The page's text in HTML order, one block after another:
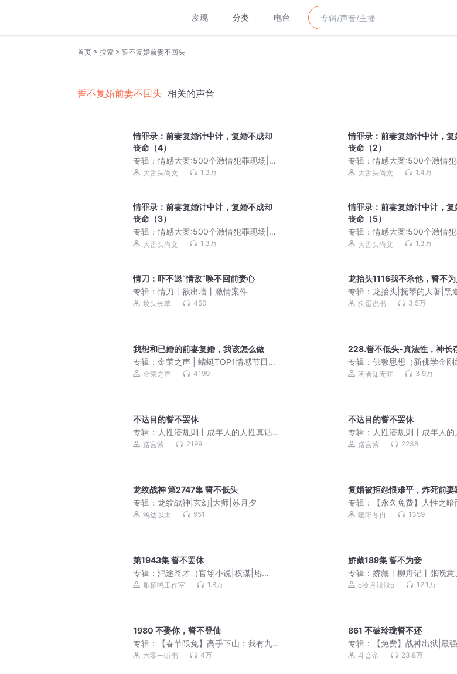
发现 分类 电台
首页 > 搜索 > 誓不复婚前妻不回头
誓不复婚前妻不回头 相关的声音
情罪录：前妻复婚计中计，复婚不成却
丧命（4）
专辑：情感大案:500个激情犯罪现场|直
抵人性阴暗面|尚文大案纪实
大舌头尚文 1.3万
情罪录：前妻复婚计中计，复
丧命（2）
专辑：情感大案:500个激情犯
抵人性阴暗面|尚文大案纪实
大舌头尚文 1.4万
情罪录：前妻复婚计中计，复婚不成却
丧命（3）
专辑：情感大案:500个激情犯罪现场|直
抵人性阴暗面|尚文大案纪实
大舌头尚文 1.3万
情罪录：前妻复婚计中计，复
丧命（5）
专辑：情感大案:500个激情犯
抵人性阴暗面|尚文大案纪实
大舌头尚文 1.3万
情刀：吓不退“情敌”唤不回前妻心
专辑：情刀丨欲出墙丨激情案件
坟头长草 450
龙抬头1116我不杀他，誓不为
专辑：龙抬头|抚琴的人著|黑
市热血|逆袭|多人有声剧|狗蛋
狗蛋说书 3.5万
我想和已婚的前妻复婚，我该怎么做
专辑： 金荣之声 | 蜻蜓TOP1情感节目，
每天解答婚姻家庭、情感困惑、子女教
金荣之声 4199
228.誓不低头-真法性，神长
专辑：佛教思想（新佛学金刚
闲者知无涯 3.9万
不达目的誓不罢休
专辑： 人性潜规则丨成年人的人性真话
丨人性真相丨厚黑学
路宫紫 2199
不达目的誓不罢休
专辑： 人性潜规则丨成年人
丨人性真相丨厚黑学
路宫紫 2238
龙纹战神 第2747集 誓不低头
专辑： 龙纹战神|玄幻|大师|苏月夕
鸿达以太 951
复婚被拒怨恨难平，炸死前妻
专辑：
【永久免费】人性之
案|每日一惊案!
暖阳冬冉 1359
第1943集 誓不罢休
专辑： 鸿途奇才（官场小说|权谋|热
血|vip免费多人剧）
雁栖鸣工作室 1.8万
娇藏189集 誓不为妾
专辑：娇藏丨柳舟记丨张晚意
主演影视原著丨晋江狂上加狂
o冷月浅浅o 12.1万
1980 不娶你，誓不登仙
专辑：
【春节限免】高手下山：我有九
个未婚妻|光头下山|美女如云|偷香
六零一听书 4万
861 不破玲珑誓不还
专辑：
【免费】战神出狱|最
都市战狼|龙门战神
斗音帝 23.8万